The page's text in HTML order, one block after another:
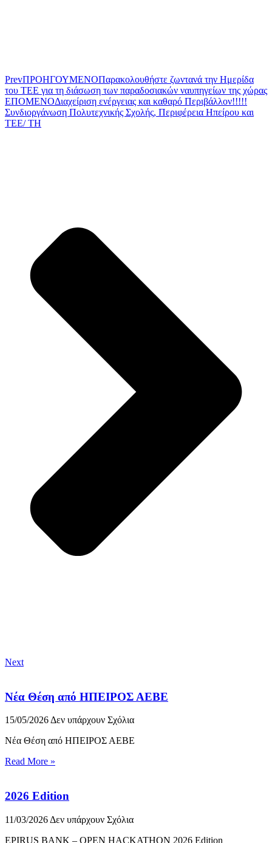
PrevΠΡΟΗΓΟΥΜΕΝΟΠαρακολουθήστε ζωντανά την Ημερίδα
του ΤΕΕ για τη διάσωση των παραδοσιακών ναυπηγείων της χώρας
ΕΠΟΜΕΝΟΔιαχείριση ενέργειας και καθαρό Περιβάλλον!!!!!
Συνδιοργάνωση Πολυτεχνικής Σχολής, Περιφέρεια Ηπείρου και
ΤΕΕ/ ΤΗ
Next
Νέα Θέση από ΗΠΕΙΡΟΣ ΑΕΒΕ
15/05/2026 Δεν υπάρχουν Σχόλια
Νέα Θέση από ΗΠΕΙΡΟΣ ΑΕΒΕ
Read More »
2026 Edition
11/03/2026 Δεν υπάρχουν Σχόλια
EPIRUS BANK – OPEN HACKATHON 2026 Edition